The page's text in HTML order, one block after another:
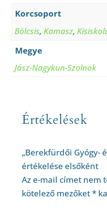
Korcsoport
Bölcsis, Kamasz,
Megye
Jász-Nagykun-Szolnok
Értékelések
„Berekfürdői Gyógy-
értékelése elsőként
Az e-mail címet nem
kötelező mezőket*